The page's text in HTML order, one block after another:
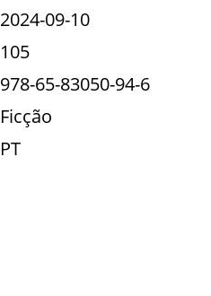
2024-09-10
105
978-65-83050-94-6
Ficção
PT